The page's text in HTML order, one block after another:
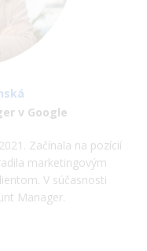
v Google
Začínala na pozícií
marketingovým
V súčasnosti
Manager.